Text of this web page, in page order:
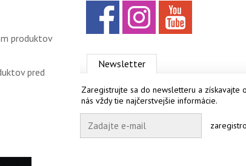
produktov
pred
Facebook
Newsletter
Zaregistrujte sa do newsletteru a získavajte
nás vždy tie najčerstvejšie informácie.